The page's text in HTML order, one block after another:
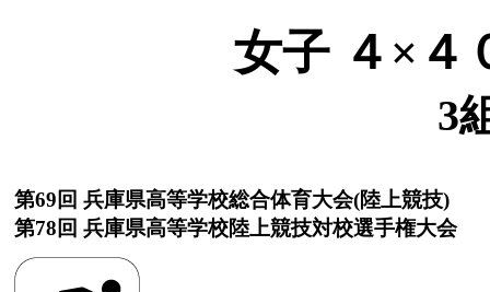
女子 ４×４
3
第69回 兵庫県高等学校総合体育大会(陸上競技)
第78回 兵庫県高等学校陸上競技対校選手権大会